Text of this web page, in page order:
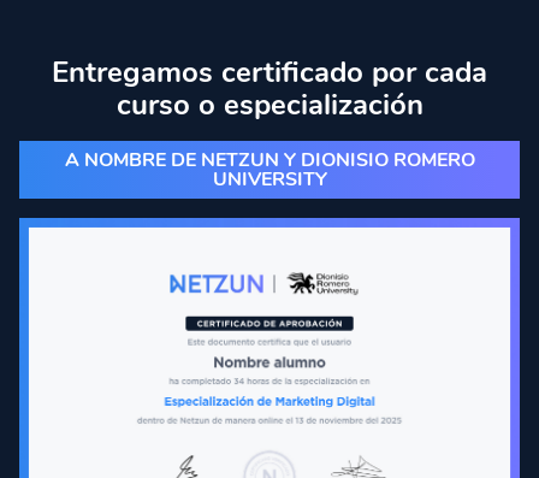
Entregamos certificado por cada
curso o especialización
A NOMBRE DE NETZUN Y DIONISIO ROMERO
UNIVERSITY